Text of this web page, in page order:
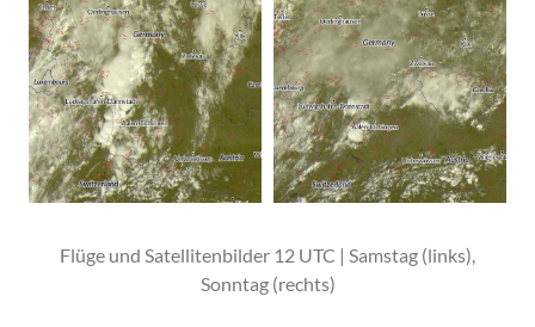
Flüge und Satellitenbilder 12 UTC | Samstag (links),
Sonntag (rechts)